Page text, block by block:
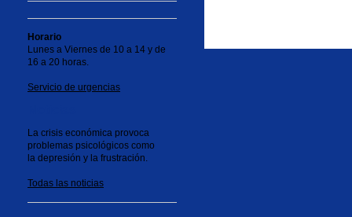
Horario
Lunes a Viernes de 10 a 14 y de
16 a 20 horas.
Servicio de urgencias
La crisis económica provoca
problemas psicológicos como
la depresión y la frustración.
Todas las noticias